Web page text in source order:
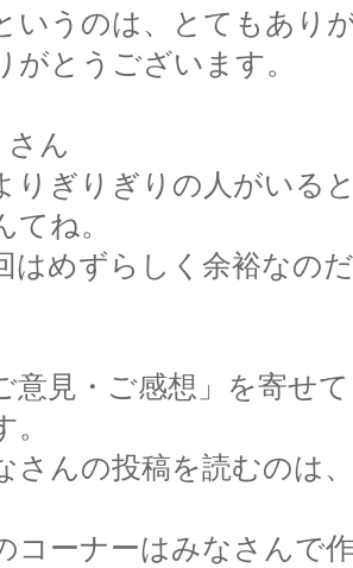
いうのは、とてもあり
がとうございます。
さん
りぎりぎりの人がいる
てね。
はめずらしく余裕なの
意見・ご感想」を寄せ
。
さんの投稿を読むのは
コーナーはみなさんで